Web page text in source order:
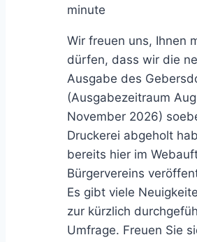
minute
Wir freuen uns, Ihnen
dürfen, dass wir die
Ausgabe des
(Ausgabezeitraum
November 2026)
Druckerei abgeholt
bereits hier im
Bürgervereins
Es gibt viele
zur kürzlich
Umfrage. Freuen Sie